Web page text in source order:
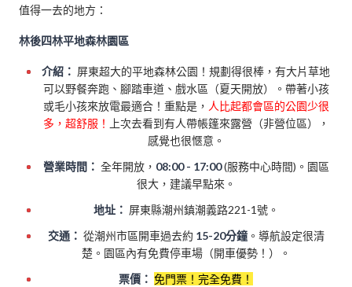
值得一去的地方：
林後四林平地森林園區
介紹： 屏東超大的平地森林公園！規劃得很棒，有大片草地
可以野餐奔跑、腳踏車道、戲水區（夏天開放）。帶著小孩
或毛小孩來放電最適合！重點是， 人比起都會區的公園少很
多，超舒服！
上次去看到有人帶帳篷來露營（非營位區），
感覺也很愜意。
營業時間： 全年開放， 08:00 - 17:00(服務中心時間)。園區
很大，建議早點來。
地址： 屏東縣潮州鎮潮義路221-1號。
交通： 從潮州市區開車過去約 15-20分鐘。導航設定很清
楚。園區內有免費停車場（開車優勢！）。
票價： 免門票！完全免費！